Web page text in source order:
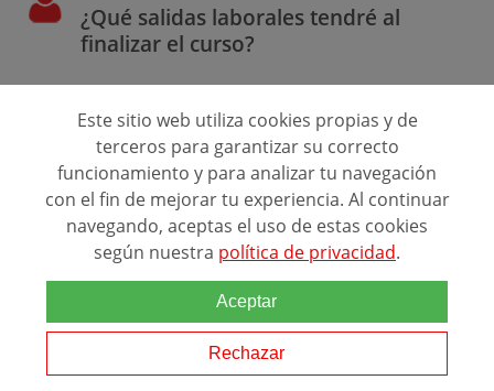
¿Qué salidas laborales tendré al
finalizar el curso?
Javier Ramos Ocampo
Respuesta:
Podrás trabajar en diversas áreas, como
dirección de equipos de mantenimiento,
montaje y localización de averías en
cuadros eléctricos y mantenimiento de
maquinaria neumática e hidráulica, entre
otros.
Este sitio web utiliza cookies propias y de
terceros para garantizar su correcto
funcionamiento y para analizar tu navegación
con el fin de mejorar tu experiencia. Al continuar
navegando, aceptas el uso de estas cookies
según nuestra política de privacidad.
Aceptar
Rechazar